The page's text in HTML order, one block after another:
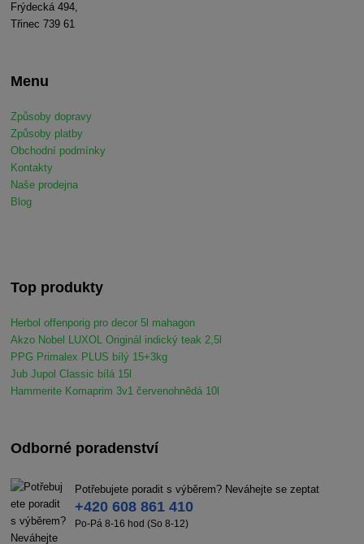
Frýdecká 494,
Třinec 739 61
Menu
Způsoby dopravy
Způsoby platby
Obchodní podmínky
Kontakty
Naše prodejna
Blog
Top produkty
Herbol offenporig pro decor 5l mahagon
Akzo Nobel LUXOL Originál indický teak 2,5l
PPG Primalex PLUS bílý 15+3kg
Jub Jupol Classic bílá 15l
Hammerite Komaprim 3v1 červenohnědá 10l
Odborné poradenství
Potřebujete poradit s výběrem? Neváhejte se zeptat
+420 608 861 410
Po-Pá 8-16 hod (So 8-12)